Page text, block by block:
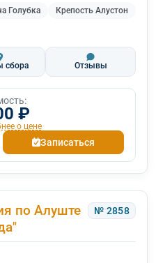
Голубка
Крепость Алустон
сбора Отзывы
₽
о цене
Записаться
по Алуште
№ 2858